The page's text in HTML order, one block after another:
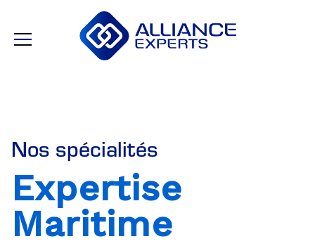
Nos spécialités
Expertise
Maritime